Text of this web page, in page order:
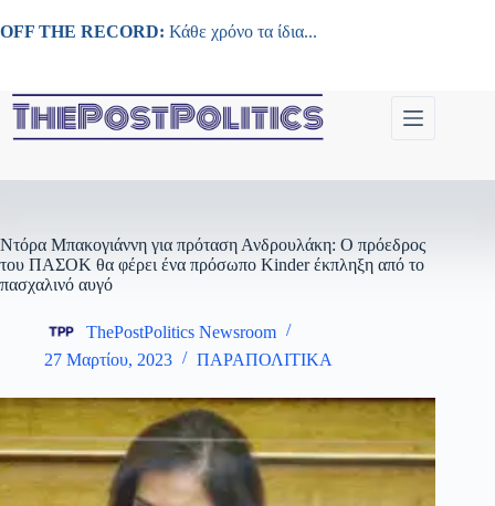
στο
OFF THE RECORD: Κάθε χρόνο τα ίδια...
Ντόρα Μπακογιάννη για πρόταση Ανδρουλάκη: Ο πρόεδρος
του ΠΑΣΟΚ θα φέρει ένα πρόσωπο Kinder έκπληξη από το
πασχαλινό αυγό
ThePostPolitics Newsroom
27 Μαρτίου, 2023
ΠΑΡΑΠΟΛΙΤΙΚΑ